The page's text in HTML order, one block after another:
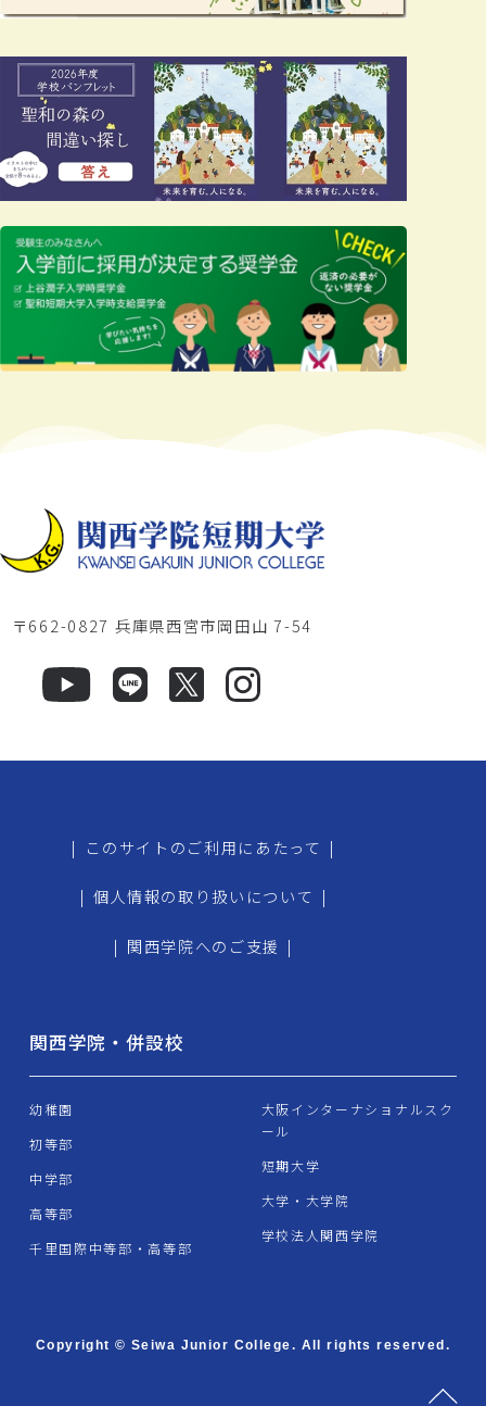
〒662-0827 兵庫県西宮市岡田山 7-54
| このサイトのご利用にあたって |
| 個人情報の取り扱いについて |
| 関西学院へのご支援 |
関西学院・併設校
幼稚園
初等部
中学部
高等部
千里国際中等部・高等部
大阪インターナショナルスク
ール
短期大学
大学・大学院
学校法人関西学院
Copyright © Seiwa Junior College. All rights reserved.